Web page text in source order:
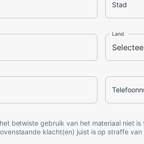
Stad
Land
betwiste gebruik van het materiaal niet
klacht(en) juist is op straffe van